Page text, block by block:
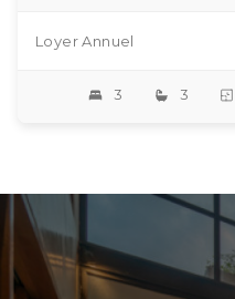
Loyer Annuel
3 3